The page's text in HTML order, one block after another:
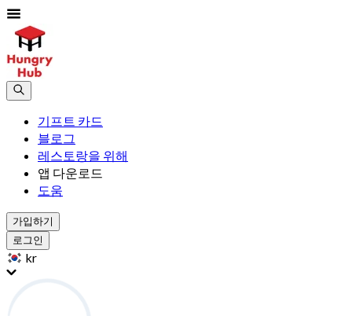
기프트 카드
블로그
레스토랑을 위해
앱 다운로드
도움
가입하기
로그인
kr